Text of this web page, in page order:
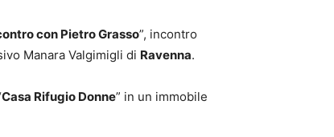
con Pietro Grasso”, incontro
Manara Valgimigli di Ravenna.
Casa Rifugio Donne” in un immobile